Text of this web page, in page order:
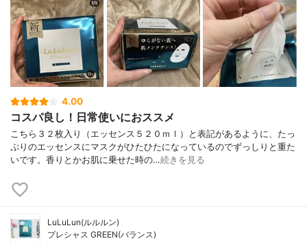
4.00
コスパ良し！日常使いにおススメ
こちら３２枚入り（エッセンス５２０ｍｌ）と表記があるように、たっ
ぷりのエッセンスにマスクがひたひたになっているのでずっしりと重た
いです。香りとかお肌に乗せた時の…続きを見る
LuLuLun(ルルルン)
プレシャス GREEN(バランス)